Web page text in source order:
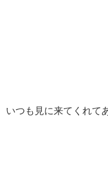
いつも見に来てくれて